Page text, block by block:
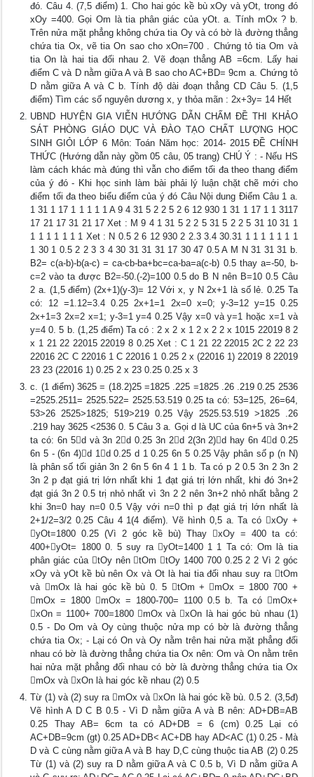
đó. Câu 4. (7,5 điểm) 1. Cho hai góc kề bù xOy và yOt, trong đó
xOy =400. Gọi Om là tia phân giác của yOt. a. Tính mOx ? b.
Trên nửa mặt phẳng không chứa tia Oy và có bờ là đường thẳng
chứa tia Ox, vẽ tia On sao cho xOn=700 . Chứng tỏ tia Om và
tia On là hai tia đối nhau 2. Vẽ đoạn thẳng AB =6cm. Lấy hai
điểm C và D nằm giữa A và B sao cho AC+BD= 9cm a. Chứng tỏ
D nằm giữa A và C b. Tính độ dài đoạn thẳng CD Câu 5. (1,5
điểm) Tìm các số nguyên dương x, y thỏa mãn : 2x+3y= 14 Hết
UBND HUYỆN GIA VIỄN HƯỚNG DẪN CHẤM ĐỀ THI KHẢO
SÁT PHÒNG GIÁO DỤC VÀ ĐÀO TẠO CHẤT LƯỢNG HỌC
SINH GIỎI LỚP 6 Môn: Toán Năm học: 2014- 2015 ĐỀ CHÍNH
THỨC (Hướng dẫn này gồm 05 câu, 05 trang) CHÚ Ý : - Nếu HS
làm cách khác mà đúng thì vẫn cho điểm tối đa theo thang điểm
của ý đó - Khi học sinh làm bài phải lý luận chặt chẽ mới cho
điểm tối đa theo biểu điểm của ý đó Câu Nội dung Điểm Câu 1 a.
1 31 1 17 1 1 1 1 1 A 9 4 31 5 2 2 5 2 6 12 930 1 31 1 17 1 1 3117
17 21 17 31 21 17 Xet : M 9 4 1 31 5 2 2 5 31 5 2 2 5 31 10 31 1
1 1 1 1 1 1 1 Xet : N 0.5 2 6 12 930 2 2.3 3.4 30.31 1 1 1 1 1 1 1
1 30 1 0.5 2 2 3 3 4 30 31 31 31 17 30 47 0.5 A M N 31 31 31 b.
B2= c(a-b)-b(a-c) = ca-cb-ba+bc=ca-ba=a(c-b) 0.5 thay a=-50, b-
c=2 vào ta được B2=-50.(-2)=100 0.5 do B N nên B=10 0.5 Câu
2 a. (1,5 điểm) (2x+1)(y-3)= 12 Với x, y N 2x+1 là số lẻ. 0.25 Ta
có: 12 =1.12=3.4 0.25 2x+1=1 2x=0 x=0; y-3=12 y=15 0.25
2x+1=3 2x=2 x=1; y-3=1 y=4 0.25 Vậy x=0 và y=1 hoặc x=1 và
y=4 0. 5 b. (1,25 điểm) Ta có : 2 x 2 x 1 2 x 2 2 x 1015 22019 8 2
x 1 21 22 22015 22019 8 0.25 Xet : C 1 21 22 22015 2C 2 22 23
22016 2C C 22016 1 C 22016 1 0.25 2 x (22016 1) 22019 8 22019
23 23 (22016 1) 0.25 2 x 23 0.25 0.25 x 3
c. (1 điểm) 3625 = (18.2)25 =1825 .225 =1825 .26 .219 0.25 2536
=2525.2511= 2525.522= 2525.53.519 0.25 ta có: 53=125, 26=64,
53>26 2525>1825; 519>219 0.25 Vậy 2525.53.519 >1825 .26
.219 hay 3625 <2536 0. 5 Câu 3 a. Gọi d là UC của 6n+5 và 3n+2
ta có: 6n 5d và 3n 2d 0.25 3n 2d 2(3n 2)d hay 6n 4d 0.25
6n 5 - (6n 4)d 1d 0.25 d 1 0.25 6n 5 0.25 Vậy phân số p (n N)
là phân số tối giản 3n 2 6n 5 6n 4 1 1 b. Ta có p 2 0.5 3n 2 3n 2
3n 2 p đạt giá trị lớn nhất khi 1 đạt giá trị lớn nhất, khi đó 3n+2
đạt giá 3n 2 0.5 trị nhỏ nhất vì 3n 2 2 nên 3n+2 nhỏ nhất bằng 2
khi 3n=0 hay n=0 0.5 Vậy với n=0 thì p đạt giá trị lớn nhất là
2+1/2=3/2 0.25 Câu 4 1(4 điểm). Vẽ hình 0,5 a. Ta có xOy +
yOt=1800 0.25 (Vì 2 góc kề bù) Thay xOy = 400 ta có:
400+yOt= 1800 0. 5 suy ra yOt=1400 1 1 Ta có: Om là tia
phân giác của tOy nên tOm tOy 1400 700 0.25 2 2 Vì 2 góc
xOy và yOt kề bù nên Ox và Ot là hai tia đối nhau suy ra tOm
và mOx là hai góc kề bù 0. 5 tOm + mOx = 1800 700 +
mOx = 1800 mOx = 1800-700= 1100 0.5 b. Ta có mOx+
xOn = 1100+ 700=1800 mOx và xOn là hai góc bù nhau (1)
0.5 - Do Om và Oy cùng thuộc nửa mp có bờ là đường thẳng
chứa tia Ox; - Lại có On và Oy nằm trên hai nửa mặt phẳng đối
nhau có bờ là đường thẳng chứa tia Ox nên: Om và On nằm trên
hai nửa mặt phẳng đối nhau có bờ là đường thẳng chứa tia Ox
mOx và xOn là hai góc kề nhau (2) 0.5
Từ (1) và (2) suy ra mOx và xOn là hai góc kề bù. 0.5 2. (3,5đ)
Vẽ hình A D C B 0.5 - Vì D nằm giữa A và B nên: AD+DB=AB
0.25 Thay AB= 6cm ta có AD+DB = 6 (cm) 0.25 Lại có
AC+DB=9cm (gt) 0.25 AD+DB< AC+DB hay AD<AC (1) 0.25 - Mà
D và C cùng nằm giữa A và B hay D,C cùng thuộc tia AB (2) 0.25
Từ (1) và (2) suy ra D nằm giữa A và C 0.5 b, Vì D nằm giữa A